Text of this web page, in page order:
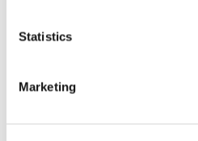
Statistics
Marketing
Allgemein
hsbDecke